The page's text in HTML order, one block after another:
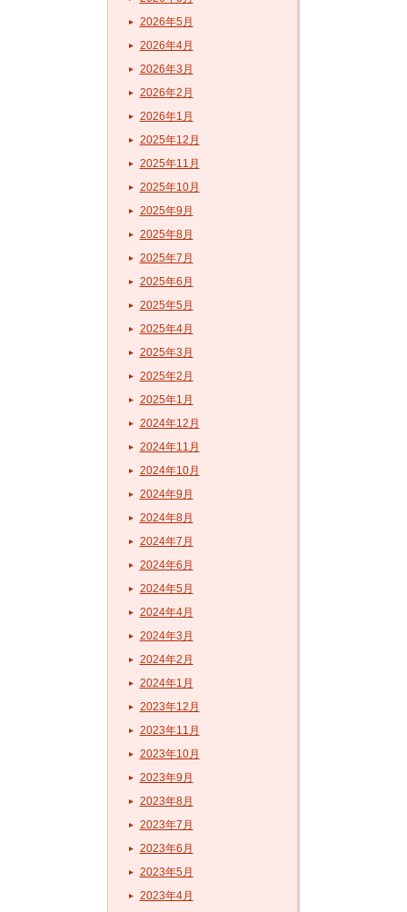
2026年5月
2026年4月
2026年3月
2026年2月
2026年1月
2025年12月
2025年11月
2025年10月
2025年9月
2025年8月
2025年7月
2025年6月
2025年5月
2025年4月
2025年3月
2025年2月
2025年1月
2024年12月
2024年11月
2024年10月
2024年9月
2024年8月
2024年7月
2024年6月
2024年5月
2024年4月
2024年3月
2024年2月
2024年1月
2023年12月
2023年11月
2023年10月
2023年9月
2023年8月
2023年7月
2023年6月
2023年5月
2023年4月